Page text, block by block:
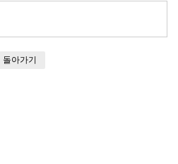
돌아가기